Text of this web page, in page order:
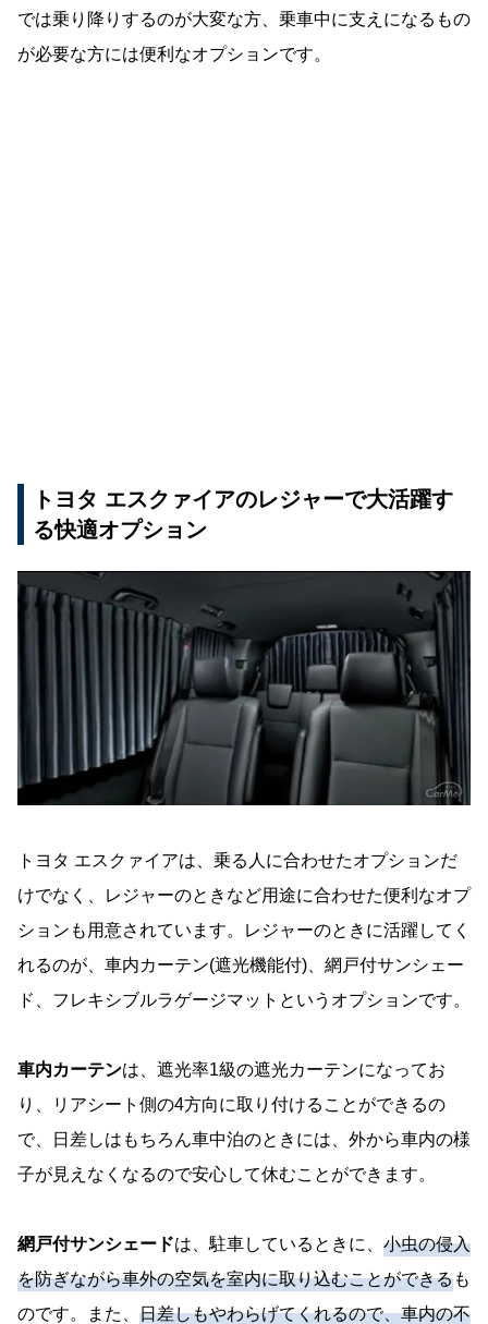
では乗り降りするのが大変な方、乗車中に支えになるもの
が必要な方には便利なオプションです。
トヨタ エスクァイアのレジャーで大活躍す
る快適オプション
トヨタ エスクァイアは、乗る人に合わせたオプションだ
けでなく、レジャーのときなど用途に合わせた便利なオプ
ションも用意されています。レジャーのときに活躍してく
れるのが、車内カーテン(遮光機能付)、網戸付サンシェー
ド、フレキシブルラゲージマットというオプションです。
車内カーテンは、遮光率1級の遮光カーテンになってお
り、リアシート側の4方向に取り付けることができるの
で、日差しはもちろん車中泊のときには、外から車内の様
子が見えなくなるので安心して休むことができます。
網戸付サンシェードは、駐車しているときに、 小虫の侵入
を防ぎながら車外の空気を室内に取り込むことができるも
のです。また、 日差しもやわらげてくれるので、車内の不